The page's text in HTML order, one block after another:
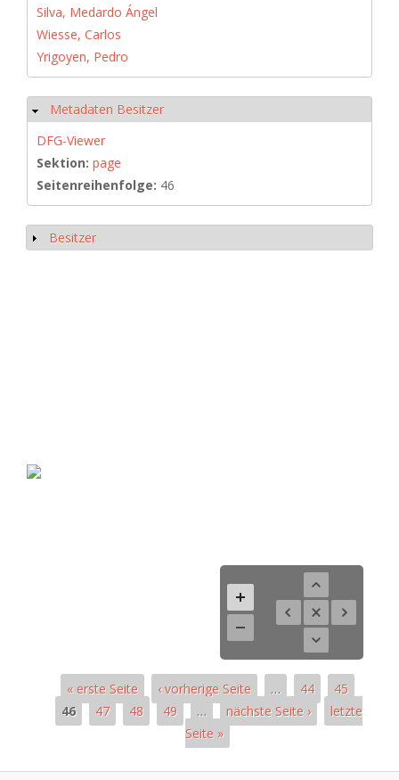
Silva, Medardo Ángel
Wiesse, Carlos
Yrigoyen, Pedro
Hide
Metadaten Besitzer
DFG-Viewer
Sektion: page
Seitenreihenfolge: 46
Show
Besitzer
« erste Seite ‹ vorherige Seite … 44
45
46
47 48 49 … nächste Seite ›
letzte
Seite »